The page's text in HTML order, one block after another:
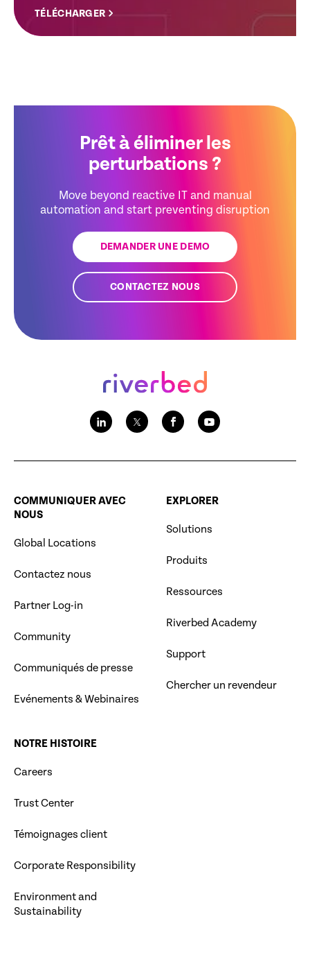
TÉLÉCHARGER
Prêt à éliminer les
perturbations ?
Move beyond reactive IT and manual
automation and start preventing disruption
DEMANDER UNE DEMO
CONTACTEZ NOUS
COMMUNIQUER AVEC
NOUS
Global Locations
Contactez nous
Partner Log-in
Community
Communiqués de presse
Evénements & Webinaires
EXPLORER
Solutions
Produits
Ressources
Riverbed Academy
Support
Chercher un revendeur
NOTRE HISTOIRE
Careers
Trust Center
Témoignages client
Corporate Responsibility
Environment and
Sustainability